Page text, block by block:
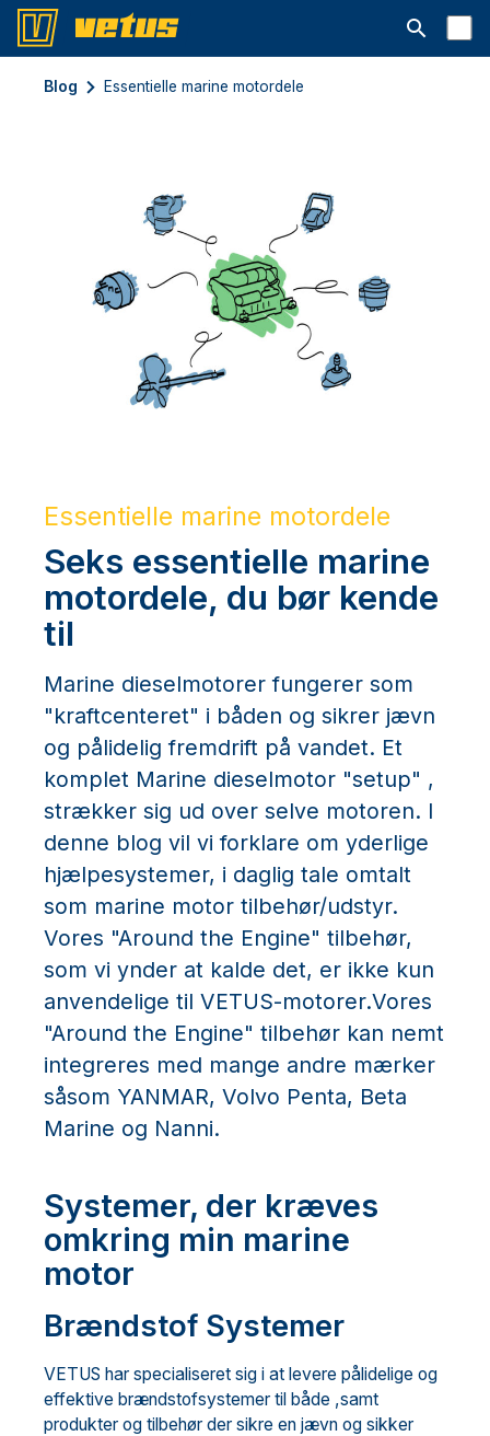
Åbn
Blog Essentielle marine motordele
Essentielle marine motordele
Seks essentielle marine
motordele, du bør kende
til
Marine dieselmotorer fungerer som
"kraftcenteret" i båden og sikrer jævn
og pålidelig fremdrift på vandet. Et
komplet Marine dieselmotor "setup" ,
strækker sig ud over selve motoren. I
denne blog vil vi forklare om yderlige
hjælpesystemer, i daglig tale omtalt
som marine motor tilbehør/udstyr.
Vores "Around the Engine" tilbehør,
som vi ynder at kalde det, er ikke kun
anvendelige til VETUS-motorer.Vores
"Around the Engine" tilbehør kan nemt
integreres med mange andre mærker
såsom YANMAR, Volvo Penta, Beta
Marine og Nanni.
Systemer, der kræves
omkring min marine
motor
Brændstof Systemer
VETUS har specialiseret sig i at levere pålidelige og
effektive brændstofsystemer til både ,samt
produkter og tilbehør der sikre en jævn og sikker